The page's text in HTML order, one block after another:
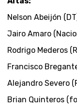
Nelson Abeijón
Jairo Amaro
Rodrigo Mederos
Francisco
Alejandro Severo
Brian Quinteros